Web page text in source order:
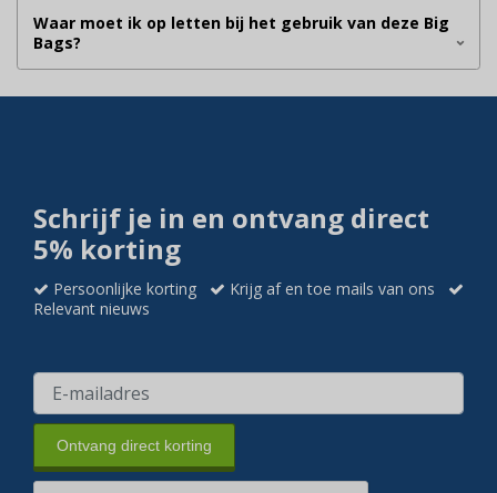
Waar moet ik op letten bij het gebruik van deze Big
Bags?
Schrijf je in en ontvang direct
5% korting
Persoonlijke korting
Krijg af en toe mails van ons
Relevant nieuws
Ontvang direct korting